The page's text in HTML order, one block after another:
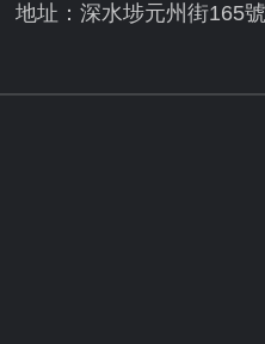
地址：深水埗元州街165